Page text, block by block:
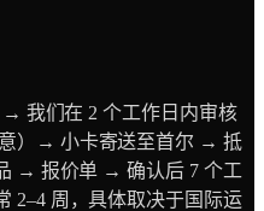
我们在 2 个工作日内审核
）→ 小卡寄送至首尔 → 抵
→ 报价单 → 确认后 7 个工
2–4 周，具体取决于国际运